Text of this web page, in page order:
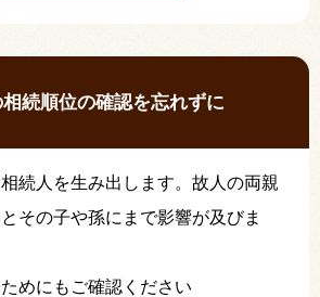
続順位の確認を忘れずに
続人を生み出します。故人の両親
その子や孫にまで影響が及びま
めにもご確認ください